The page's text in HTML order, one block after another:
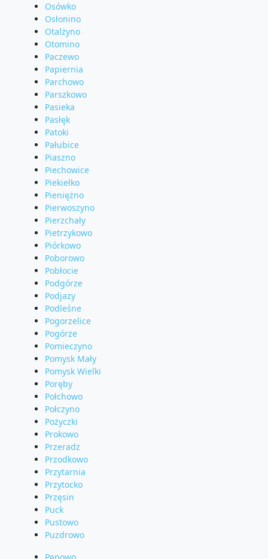
Osówko
Osłonino
Otalżyno
Otomino
Paczewo
Papiernia
Parchowo
Parszkowo
Pasieka
Pasłęk
Patoki
Pałubice
Piaszno
Piechowice
Piekiełko
Pieniężno
Pierwoszyno
Pierzchały
Pietrzykowo
Piórkowo
Poborowo
Pobłocie
Podgórze
Podjazy
Podleśne
Pogorzelice
Pogórze
Pomieczyno
Pomysk Mały
Pomysk Wielki
Poręby
Połchowo
Połczyno
Pożyczki
Prokowo
Przeradz
Przodkowo
Przytarnia
Przytocko
Przęsin
Puck
Pustowo
Puzdrowo